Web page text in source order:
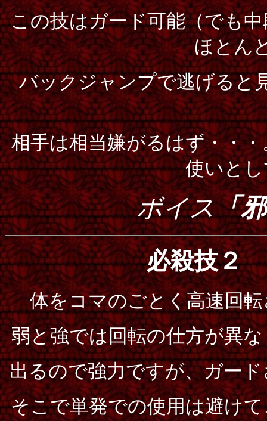
この技はガード可能（でも
ほとん
バックジャンプで逃げると
相手は相当嫌がるはず・・
使いと
ボイス「
必殺技２
体をコマのごとく高速回
弱と強では回転の仕方が異
出るので強力ですが、ガー
そこで単発での使用は避け